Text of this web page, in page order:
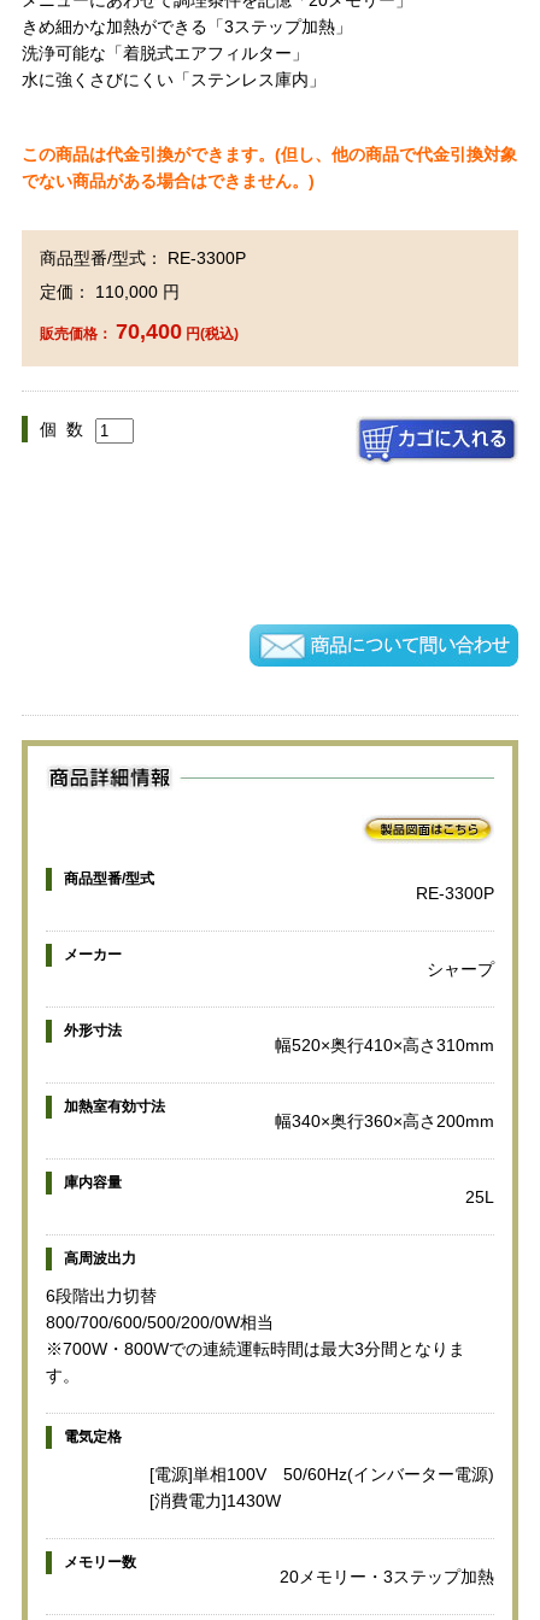
きめ細かな加熱ができる「3ステップ加熱」
洗浄可能な「着脱式エアフィルター」
水に強くさびにくい「ステンレス庫内」
この商品は代金引換ができます。 (但し、他の商品で代金引換対象
でない商品がある場合はできません。)
商品型番/型式： RE-3300P
定価： 110,000 円
販売価格： 70,400円(税込)
個 数
商品型番/型式
RE-3300P
メーカー
シャープ
外形寸法
幅520×奥行410×高さ310mm
加熱室有効寸法
幅340×奥行360×高さ200mm
庫内容量
25L
高周波出力
6段階出力切替
800/700/600/500/200/0W相当
※700W・800Wでの連続運転時間は最大3分間となりま
す。
電気定格
[電源]単相100V 50/60Hz(インバーター電源)
[消費電力]1430W
メモリー数
20メモリー・3ステップ加熱